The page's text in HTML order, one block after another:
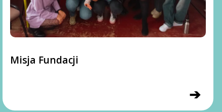
Misja Fundacji
➔